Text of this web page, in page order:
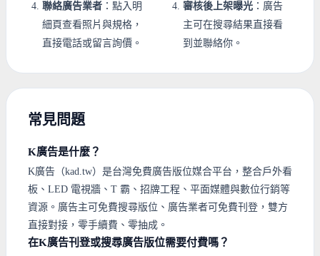
聯絡廣告業者 ：點入明
細頁查看照片與規格，
直接電話或留言詢價。
審核後上架曝光 ：廣告
主可在搜尋結果直接看
到並聯絡你。
常見問題
K廣告是什麼？
K廣告（kad.tw）是台灣免費廣告版位媒合平台，整合戶外看
板、LED 電視牆、T 霸、招牌工程、平面媒體與數位行銷等
資源。廣告主可免費搜尋版位、廣告業者可免費刊登，雙方
直接對接，零手續費、零抽成。
在K廣告刊登或搜尋廣告版位需要付費嗎？